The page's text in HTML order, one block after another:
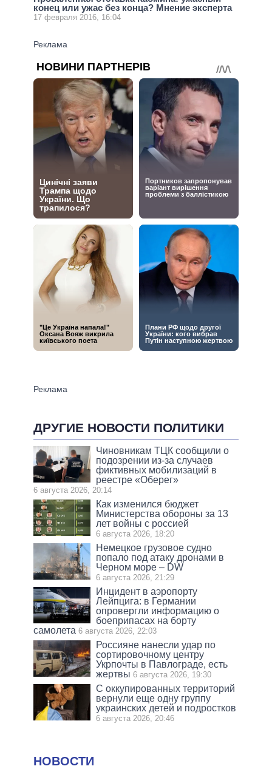
конец или ужас без конца? Мнение эксперта
17 февраля 2016, 16:04
ДРУГИЕ НОВОСТИ ПОЛИТИКИ
Чиновникам ТЦК сообщили о
подозрении из-за случаев
фиктивных мобилизаций в
реестре «Оберег»
6 августа 2026, 20:14
Как изменился бюджет
Министерства обороны за 13
лет войны с россией
6 августа 2026, 18:20
Немецкое грузовое судно
попало под атаку дронами в
Черном море – DW
6 августа 2026, 21:29
Инцидент в аэропорту
Лейпцига: в Германии
опровергли информацию о
боеприпасах на борту
самолета 6 августа 2026, 22:03
Россияне нанесли удар по
сортировочному центру
Укрпочты в Павлограде, есть
жертвы 6 августа 2026, 19:30
С оккупированных территорий
вернули еще одну группу
украинских детей и подростков
6 августа 2026, 20:46
НОВОСТИ